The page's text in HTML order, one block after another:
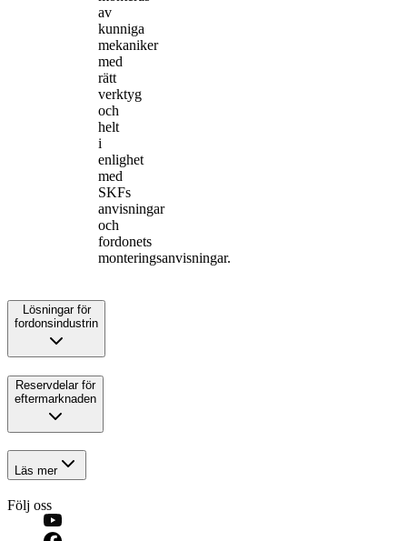
av
kunniga
mekaniker
med
rätt
verktyg
och
helt
i
enlighet
med
SKFs
anvisningar
och
fordonets
monteringsanvisningar.
Lösningar för
fordonsindustrin
Reservdelar för
eftermarknaden
Läs mer
Följ oss